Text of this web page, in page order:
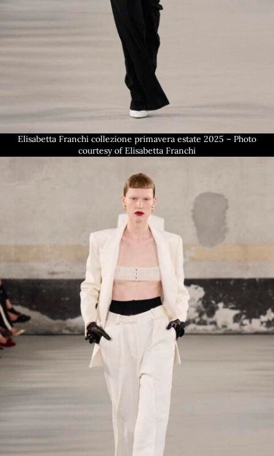
Elisabetta Franchi collezione primavera estate 2025 – Photo
courtesy of Elisabetta Franchi